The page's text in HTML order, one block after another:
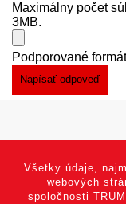
Maximálny počet
3MB.
Podporované
Všetky údaje,
webových
spoločnosti